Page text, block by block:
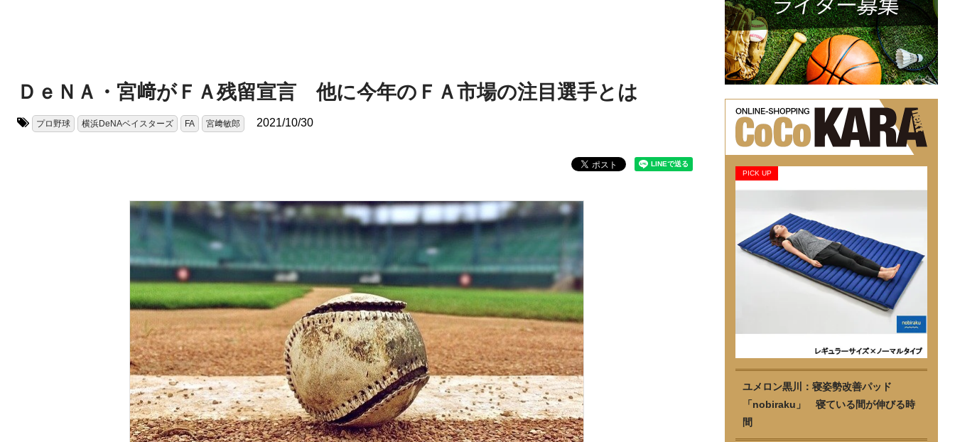
ＤｅＮＡ・宮﨑がＦＡ残留宣言 他に今年のＦＡ市場の注目選手とは
プロ野球 横浜DeNAベイスターズ FA 宮﨑敏郎 2021/10/30
PICK UP
ユメロン黒川：寝姿勢改善パッド
「nobiraku」 寝ている間が伸びる時
間